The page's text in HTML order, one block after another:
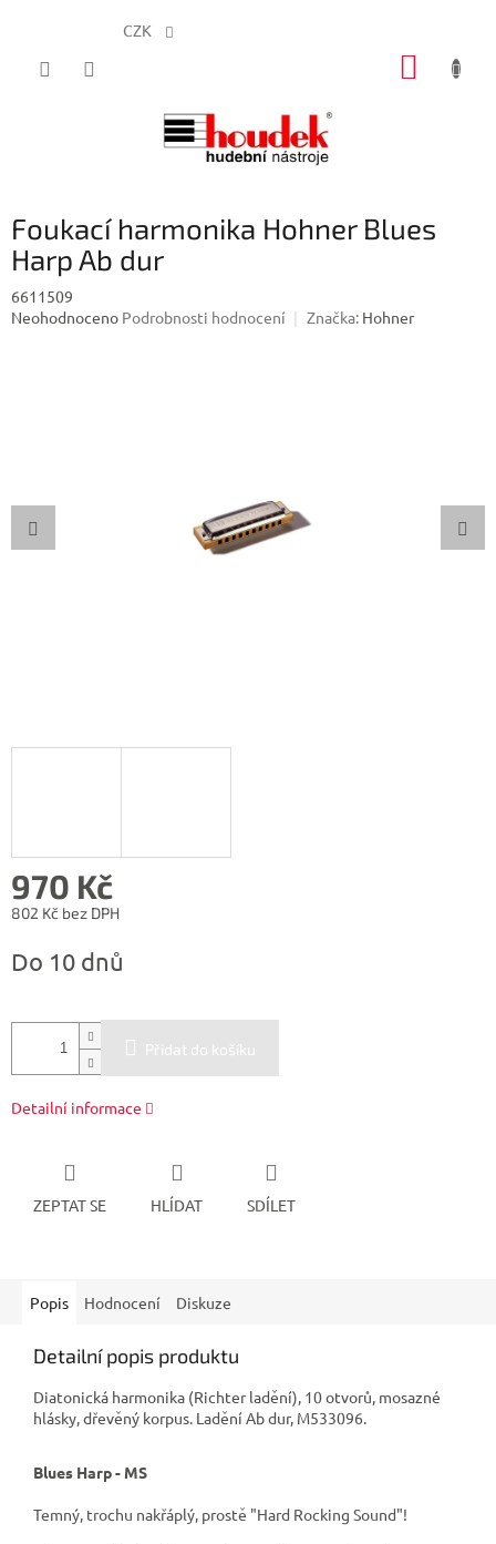
CZK
Foukací harmonika Hohner Blues
Harp Ab dur
6611509
Průměrné
Neohodnoceno Podrobnosti hodnocení Značka: Hohner
970 Kč
802 Kč bez DPH
cena:
Do 10 dnů
Přidat do košíku
Detailní informace
ZEPTAT SE HLÍDAT SDÍLET
Popis Hodnocení Diskuze
Detailní popis produktu
Diatonická harmonika (Richter ladění), 10 otvorů, mosazné
hlásky, dřevěný korpus. Ladění Ab dur, M533096.
Blues Harp - MS
Temný, trochu nakřáplý, prostě "Hard Rocking Sound"!